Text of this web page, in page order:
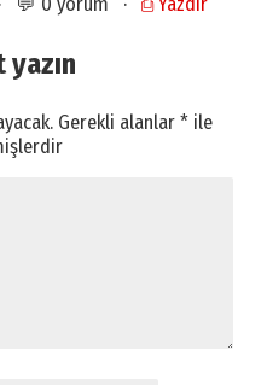
yazın
Gerekli alanlar* ile